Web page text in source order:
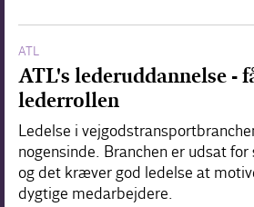
ATL
ATL's lederuddannelse -
lederrollen
Ledelse i
nogensinde. Branchen er udsat
og det kræver god ledelse at
dygtige medarbejdere.